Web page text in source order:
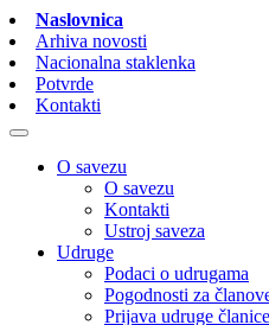
Naslovnica
Arhiva novosti
Nacionalna staklenka
Potvrde
Kontakti
O savezu
O savezu
Kontakti
Ustroj saveza
Udruge
Podaci o udrugama
Pogodnosti za
Prijava udruge